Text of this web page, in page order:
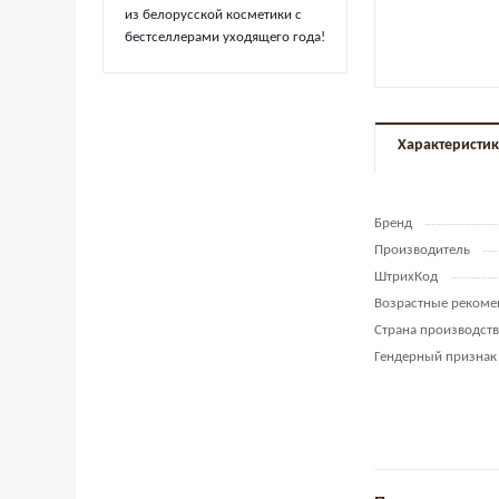
из белорусской косметики с
бестселлерами уходящего года!
Бренд
Производитель
ШтрихКод
Возрастные
Страна
Гендерный признак